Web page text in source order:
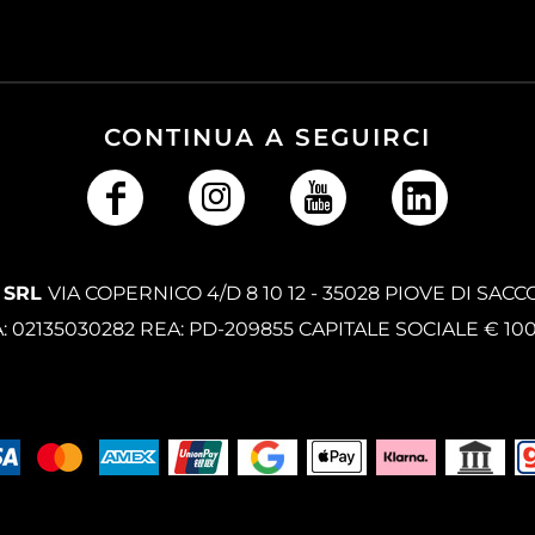
CONTINUA A SEGUIRCI
VIA COPERNICO 4/D 8 10 12 - 35028 PIOVE DI
02135030282 REA: PD-209855 CAPITALE SOCIALE €